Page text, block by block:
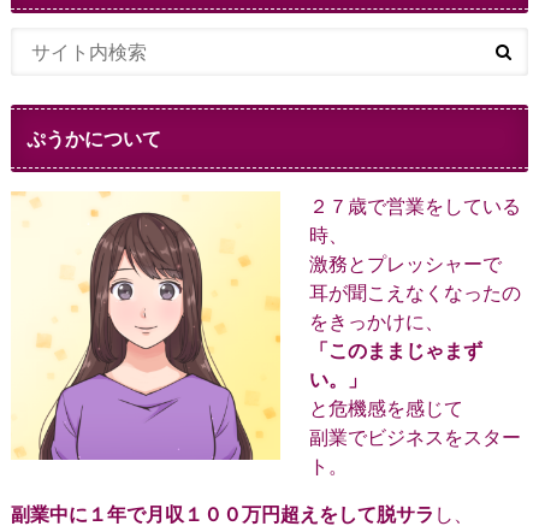
ぷうかについて
２７歳で営業をしている
時、
激務とプレッシャーで
耳が聞こえなくなったの
をきっかけに、
「このままじゃまず
い。」
と危機感を感じて
副業でビジネスをスター
ト。
副業中に１年で月収１００万円超えをして脱サラ し、